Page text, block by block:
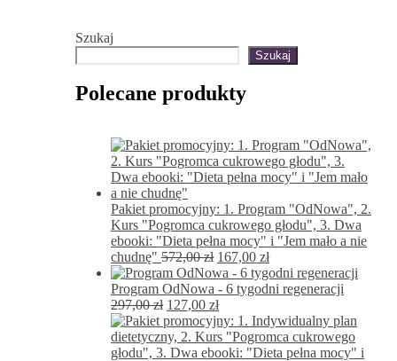
Szukaj
Szukaj
Polecane produkty
Pakiet promocyjny: 1. Program "OdNowa", 2.
Kurs "Pogromca cukrowego głodu", 3. Dwa
ebooki: "Dieta pełna mocy" i "Jem mało a nie
chudnę" 572,00zł Pierwotna
cena
wynosiła:
572,00 zł.
167,00 złAktualna
cena
wynosi:
Program OdNowa - 6 tygodni regeneracji
297,00zł Pierwotna
cena
wynosiła:
297,00 zł.
127,00 złAktualna
cena
wynosi:
127,00 zł.